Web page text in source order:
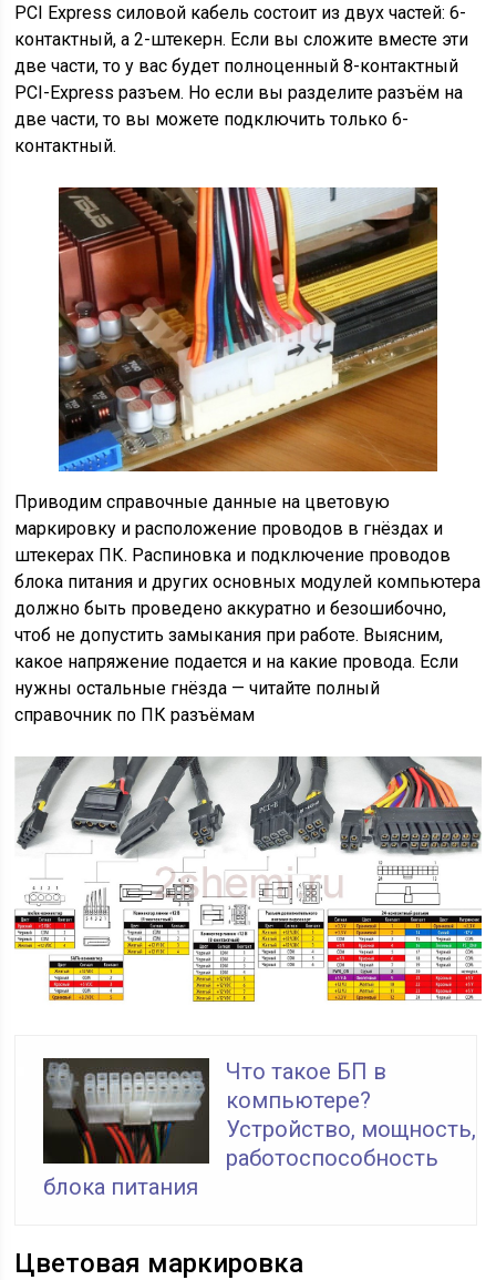
PCI Express силовой кабель состоит из двух частей: 6-
контактный, а 2-штекерн. Если вы сложите вместе эти
две части, то у вас будет полноценный 8-контактный
PCI-Express разъем. Но если вы разделите разъём на
две части, то вы можете подключить только 6-
контактный.
Приводим справочные данные на цветовую
маркировку и расположение проводов в гнёздах и
штекерах ПК. Распиновка и подключение проводов
блока питания и других основных модулей компьютера
должно быть проведено аккуратно и безошибочно,
чтоб не допустить замыкания при работе. Выясним,
какое напряжение подается и на какие провода. Если
нужны остальные гнёзда — читайте полный
справочник по ПК разъёмам
Что такое БП в
компьютере?
Устройство, мощность,
работоспособность
блока питания
Цветовая маркировка